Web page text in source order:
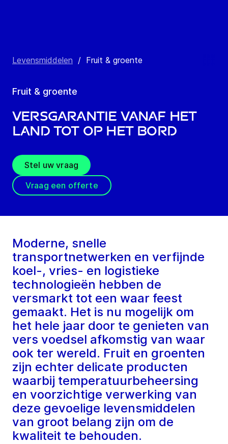
Levensmiddelen / Fruit & groente
Fruit & groente
Versgarantie vanaf het
land tot op het bord
Stel uw vraag
Vraag een offerte
Moderne, snelle
transportnetwerken en verfijnde
koel-, vries- en logistieke
technologieën hebben de
versmarkt tot een waar feest
gemaakt. Het is nu mogelijk om
het hele jaar door te genieten van
vers voedsel afkomstig van waar
ook ter wereld. Fruit en groenten
zijn echter delicate producten
waarbij temperatuurbeheersing
en voorzichtige verwerking van
deze gevoelige levensmiddelen
van groot belang zijn om de
kwaliteit te behouden.